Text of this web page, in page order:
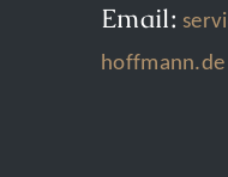
Email:
hoffmann.de